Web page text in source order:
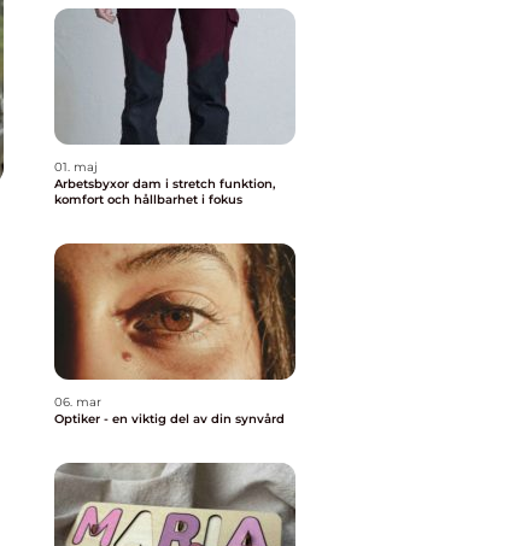
01. maj
Arbetsbyxor dam i stretch funktion,
komfort och hållbarhet i fokus
06. mar
Optiker - en viktig del av din synvård